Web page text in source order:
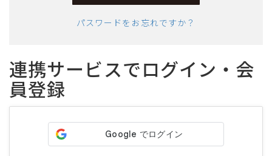
パスワードをお忘れですか？
連携サービスでログイン・会
員登録
サイズ
ヒールの高さ